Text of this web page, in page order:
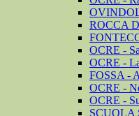
ROCCA
OCRE -
OCRE -
FOSSA -
OCRE -
OCRE -
SCUOLA